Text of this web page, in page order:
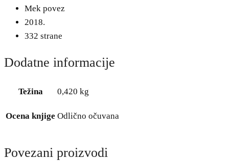
Mek povez
2018.
332 strane
Dodatne informacije
Težina 0,420 kg
Ocena knjige Odlično očuvana
Povezani proizvodi